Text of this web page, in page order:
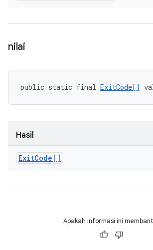
nilai
public static final ExitCode[]
Hasil
ExitCode[]
Apakah informasi ini